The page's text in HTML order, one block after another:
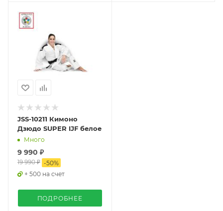
JSS-10211 Кимоно
Дзюдо SUPER IJF белое
Много
9 990 ₽
19 990 ₽ -50%
+ 500 на счет
ПОДРОБНЕЕ